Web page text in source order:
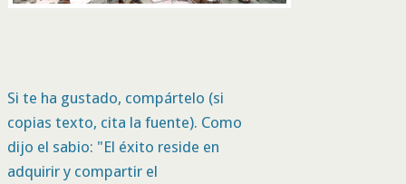
Si te ha gustado, compártelo (si
copias texto, cita la fuente). Como
dijo el sabio: "El éxito reside en
adquirir y compartir el